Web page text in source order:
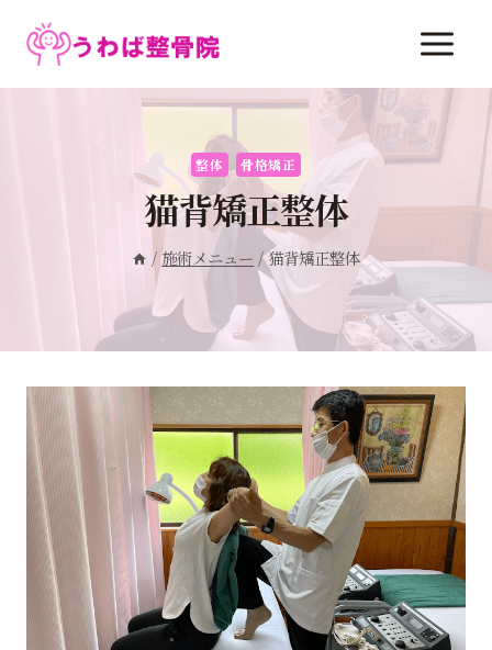
整体 骨格矯正
猫背矯正整体
/ 施術メニュー /猫背矯正整体